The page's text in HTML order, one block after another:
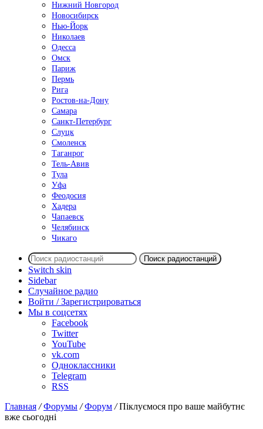
Нижний Новгород
Новосибирск
Нью-Йорк
Николаев
Одесса
Омск
Париж
Пермь
Рига
Ростов-на-Дону
Самара
Санкт-Петербург
Слуцк
Смоленск
Таганрог
Тель-Авив
Тула
Уфа
Феодосия
Хадера
Чапаевск
Челябинск
Чикаго
Поиск радиостанций
Switch skin
Sidebar
Случайное радио
Войти / Зарегистрироваться
Мы в соцсетях
Facebook
Twitter
YouTube
vk.com
Одноклассники
Telegram
RSS
Главная / Форумы / Форум / Піклуємося про ваше майбутнє
вже сьогодні